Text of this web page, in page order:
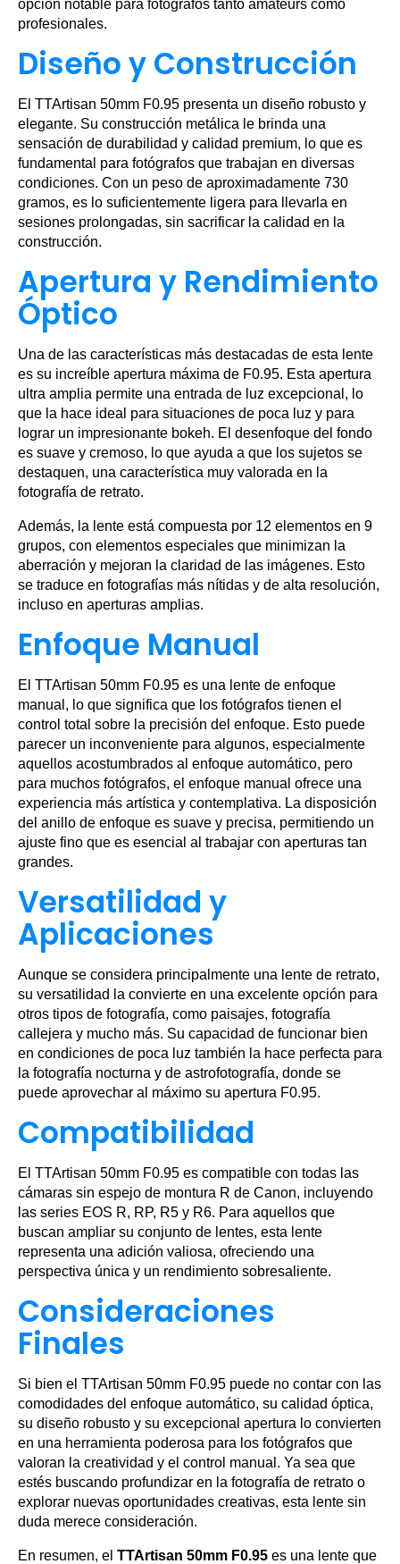
opción notable para fotógrafos tanto amateurs como
profesionales.
Diseño y Construcción
El TTArtisan 50mm F0.95 presenta un diseño robusto y
elegante. Su construcción metálica le brinda una
sensación de durabilidad y calidad premium, lo que es
fundamental para fotógrafos que trabajan en diversas
condiciones. Con un peso de aproximadamente 730
gramos, es lo suficientemente ligera para llevarla en
sesiones prolongadas, sin sacrificar la calidad en la
construcción.
Apertura y Rendimiento
Óptico
Una de las características más destacadas de esta lente
es su increíble apertura máxima de F0.95. Esta apertura
ultra amplia permite una entrada de luz excepcional, lo
que la hace ideal para situaciones de poca luz y para
lograr un impresionante bokeh. El desenfoque del fondo
es suave y cremoso, lo que ayuda a que los sujetos se
destaquen, una característica muy valorada en la
fotografía de retrato.
Además, la lente está compuesta por 12 elementos en 9
grupos, con elementos especiales que minimizan la
aberración y mejoran la claridad de las imágenes. Esto
se traduce en fotografías más nítidas y de alta resolución,
incluso en aperturas amplias.
Enfoque Manual
El TTArtisan 50mm F0.95 es una lente de enfoque
manual, lo que significa que los fotógrafos tienen el
control total sobre la precisión del enfoque. Esto puede
parecer un inconveniente para algunos, especialmente
aquellos acostumbrados al enfoque automático, pero
para muchos fotógrafos, el enfoque manual ofrece una
experiencia más artística y contemplativa. La disposición
del anillo de enfoque es suave y precisa, permitiendo un
ajuste fino que es esencial al trabajar con aperturas tan
grandes.
Versatilidad y
Aplicaciones
Aunque se considera principalmente una lente de retrato,
su versatilidad la convierte en una excelente opción para
otros tipos de fotografía, como paisajes, fotografía
callejera y mucho más. Su capacidad de funcionar bien
en condiciones de poca luz también la hace perfecta para
la fotografía nocturna y de astrofotografía, donde se
puede aprovechar al máximo su apertura F0.95.
Compatibilidad
El TTArtisan 50mm F0.95 es compatible con todas las
cámaras sin espejo de montura R de Canon, incluyendo
las series EOS R, RP, R5 y R6. Para aquellos que
buscan ampliar su conjunto de lentes, esta lente
representa una adición valiosa, ofreciendo una
perspectiva única y un rendimiento sobresaliente.
Consideraciones
Finales
Si bien el TTArtisan 50mm F0.95 puede no contar con las
comodidades del enfoque automático, su calidad óptica,
su diseño robusto y su excepcional apertura lo convierten
en una herramienta poderosa para los fotógrafos que
valoran la creatividad y el control manual. Ya sea que
estés buscando profundizar en la fotografía de retrato o
explorar nuevas oportunidades creativas, esta lente sin
duda merece consideración.
En resumen, el TTArtisan 50mm F0.95 es una lente que